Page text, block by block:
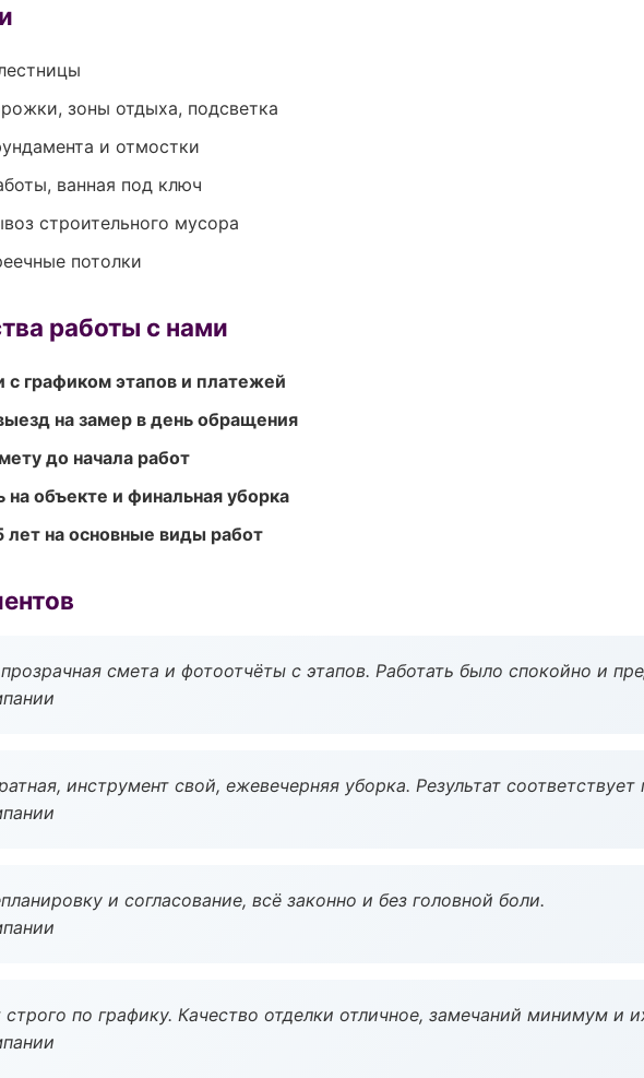
зоны отдыха, подсветка
и отмостки
ванная под ключ
строительного мусора
потолки
работы с нами
с графиком этапов и платежей
на замер в день обращения
до начала работ
на объекте и финальная уборка
лет на основные виды работ
смета и фотоотчёты с этапов. Работать было спокойно и
инструмент свой, ежевечерняя уборка. Результат соответствует
и согласование, всё законно и без головной боли.
по графику. Качество отделки отличное, замечаний минимум и